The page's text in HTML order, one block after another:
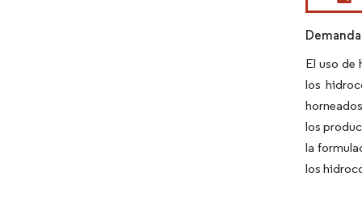
El uso de
los
los
la
los